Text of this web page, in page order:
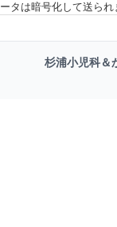
ータは暗号化して送られ
杉浦小児科＆